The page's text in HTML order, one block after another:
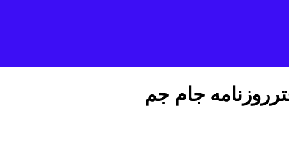
جام جم